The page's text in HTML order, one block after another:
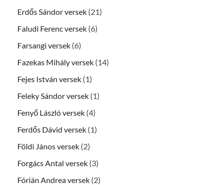
Erdős Sándor versek (21)
Faludi Ferenc versek (6)
Farsangi versek (6)
Fazekas Mihály versek (14)
Fejes István versek (1)
Feleky Sándor versek (1)
Fenyő László versek (4)
Ferdős Dávid versek (1)
Földi János versek (2)
Forgács Antal versek (3)
Fórián Andrea versek (2)